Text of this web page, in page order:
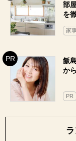
部
を
家
飯
か
PR